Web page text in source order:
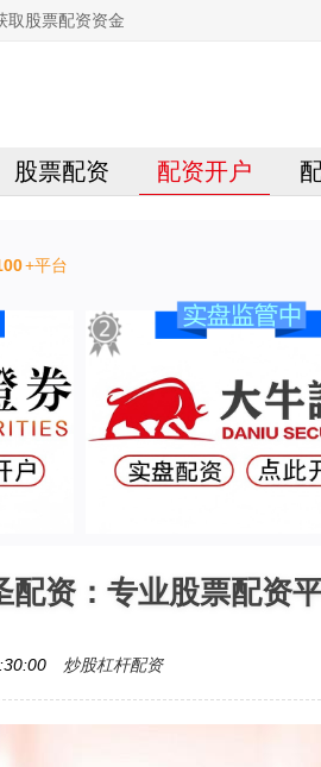
取股票配资资金
股票配资 配资开户
+平台
资：专业股票配资
炒股杠杆配资